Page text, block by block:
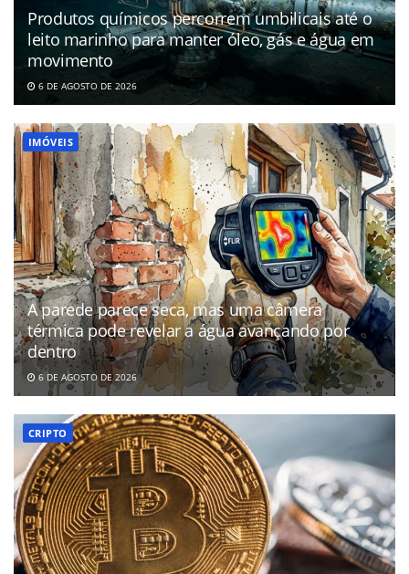
Produtos químicos percorrem umbilicais até o
leito marinho para manter óleo, gás e água em
movimento
6 DE AGOSTO DE 2026
IMÓVEIS
A parede parece seca, mas uma câmera
térmica pode revelar a água avançando por
dentro
6 DE AGOSTO DE 2026
CRIPTO